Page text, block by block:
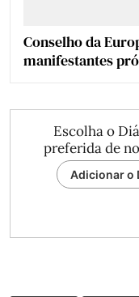
Conselho da
manifestantes
Escolha o
preferida de
Adicionar o